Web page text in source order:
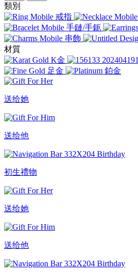
類別
戒指
手鏈/手鈪
串飾
材質
K金
足金
鉑金
送给她
送给他
初生禮物
送给她
送给他